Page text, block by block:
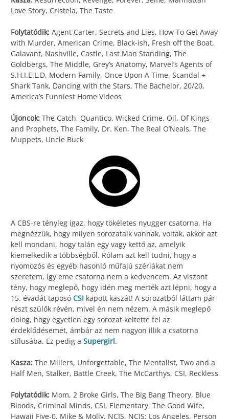
Love Story, Cristela, The Taste
Folytatódik: Agent Carter, Secrets and Lies, How To Get Away
with Murder, American Crime, Black-ish, Fresh off the Boat,
Galavant, Nashville, Castle, Last Man Standing, The
Goldbergs, The Middle, Grey’s Anatomy, Marvel’s Agents of
S.H.I.E.L.D, Modern Family, Once Upon A Time, Scandal +
Shark Tank, Dancing with the Stars, The Bachelor, 20/20,
America’s Funniest Home Videos
Újoncok: The Catch, Quantico, Wicked Crime, Oil, Of Kings
and Prophets, The Family, Dr. Ken, The Real O’Neals, The
Muppets, Uncle Buck
A CBS-re tényleg igaz, hogy tökéletes nyugger csatorna. Ha
megnézzük, hogy milyen sorozataik vannak, voltak, akkor azt
kell mondani, hogy talán egy vagy kettő az, amelyik
kiemelkedik a többségből. Rólam azt kell tudni, hogy a
nyomozós és egyéb hasonló műfajú szériákat nem
szeretem, így eme csatorna nem a kedvencem. Az viszont
tény, hogy meglepő, hogy idén meg merték azt lépni, hogy a
15. évadát taposó CSI kapott kaszát! A sorozatból láttam pár
részt szülők révén, mivel én nem nézem. A másik meglepő
dolog, hogy egyetlen egy sorozat keltette fel az
érdeklődésemet, ámbár az nem nagyon illik a csatorna
stílusába. Ez pedig a Supergirl.
Kasza: The Millers, Unforgettable, The Mentalist, Two and a
Half Men, Stalker, Battle Creek, The McCarthys, CSI, Reckless
Folytatódik: Mom, 2 Broke Girls, The Big Bang Theory, Blue
Bloods, Criminal Minds, CSI, Elementary, The Good Wife,
Hawaii Five-0, Mike & Molly, NCIS, NCIS: Los Angeles, Person